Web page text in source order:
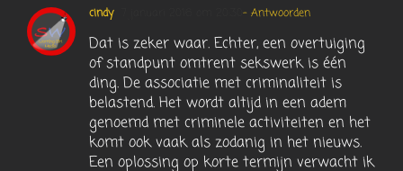
cindy - Antwoorden
Dat is zeker waar. Echter, een overtuiging
of standpunt omtrent sekswerk is één
ding. De associatie met criminaliteit is
belastend. Het wordt altijd in een adem
genoemd met criminele activiteiten en het
komt ook vaak als zodanig in het nieuws.
Een oplossing op korte termijn verwacht ik